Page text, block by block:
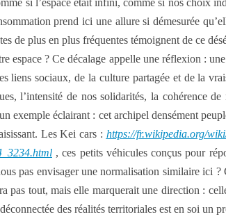
prend ici une allure si démesurée
de plus en plus fréquentes témoignent de ce
espace ? Ce décalage appelle une réflexion :
liens sociaux, de la culture partagée et de la
l’intensité de nos solidarités, la cohérence
exemple éclairant : cet archipel densément
Les Kei cars : https://fr.wikipedia.org/
, ces petits véhicules conçus pour
pas envisager une normalisation similaire ici
pas tout, mais elle marquerait une direction :
des réalités territoriales est en soi un